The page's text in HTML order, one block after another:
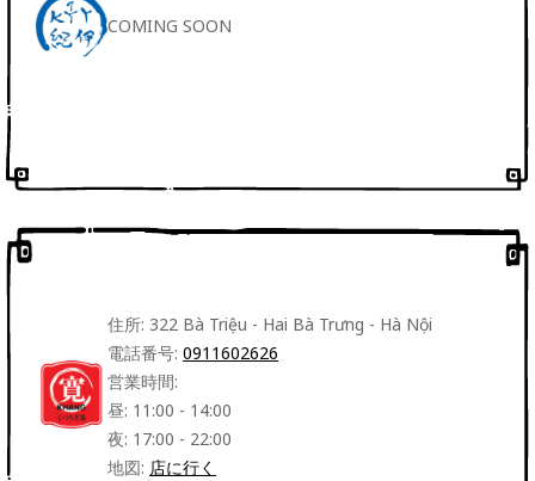
COMING SOON
住所: 322 Bà Triệu - Hai Bà Trưng - Hà Nội
電話番号: 0911602626
営業時間:
昼: 11:00 - 14:00
夜: 17:00 - 22:00
地図: 店に行く